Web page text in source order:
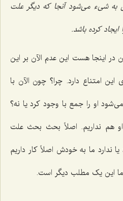
به شیء می‌شود آنجا که دیگر علت
کرده باشد.
در اینجا هست این عدم الآن بر این
امتناع دارد. چرا؟ چون الآن با
او را جمع با وجود کرد یا نه؟
هم نداریم. اصلاً بحث بحث علت
ندارد ما به خودش اصلاً کار داریم
این یک مطلب دیگر است.